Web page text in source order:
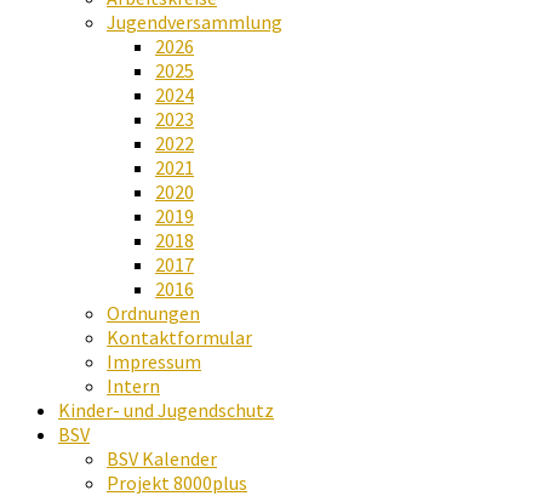
Jugendversammlung
2026
2025
2024
2023
2022
2021
2020
2019
2018
2017
2016
Ordnungen
Kontaktformular
Impressum
Intern
Kinder- und Jugendschutz
BSV
BSV Kalender
Projekt 8000plus